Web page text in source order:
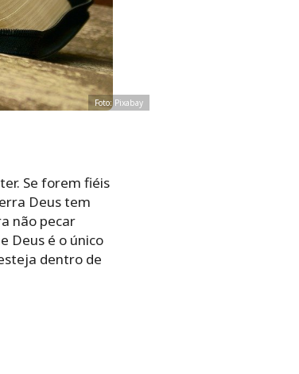
Foto: Pixabay
Se forem fiéis
Deus tem
não pecar
Deus é o único
dentro de